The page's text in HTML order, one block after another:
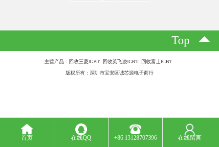
Top
主营产品：回收三菱IGBT 回收英飞凌IGBT 回收富士IGBT
版权所有：深圳市宝安区诚芯源电子商行
首页 在线QQ +86 13128707396 在线留言